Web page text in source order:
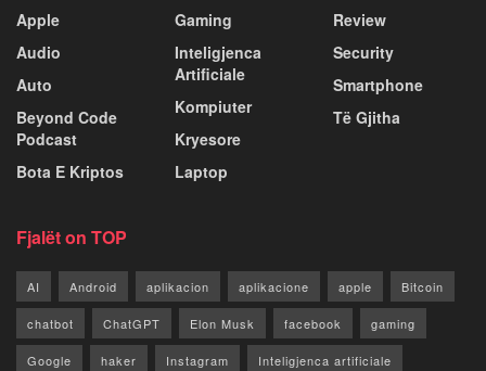
Apple
Audio
Auto
Beyond Code
Podcast
Bota E Kriptos
Gaming
Inteligjenca
Artificiale
Kompiuter
Kryesore
Laptop
Review
Security
Smartphone
Të Gjitha
Fjalët on TOP
AI Android aplikacion aplikacione apple Bitcoin
chatbot ChatGPT Elon Musk facebook gaming
Google haker Instagram Inteligjenca artificiale